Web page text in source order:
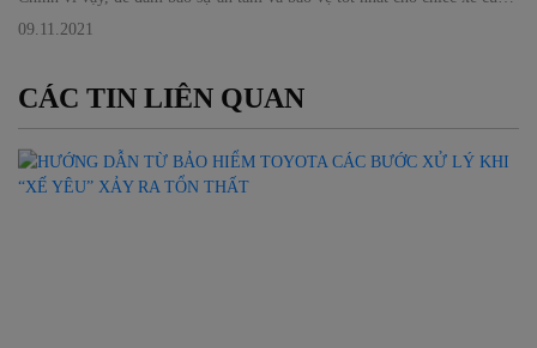
bạn, Bảo hiểm Toyota đã cung cấp một trong những quyền lợi quan trọng
09.11.2021
CÁC TIN LIÊN QUAN